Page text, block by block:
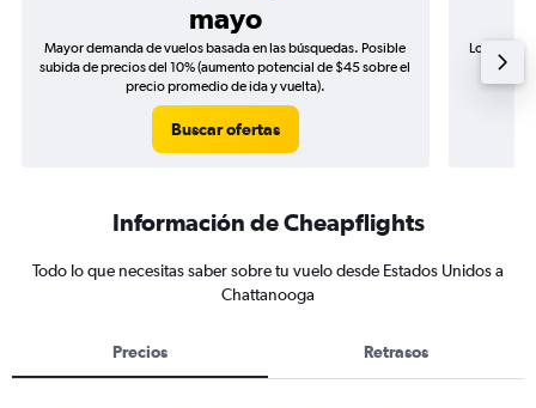
mayo
Mayor demanda de vuelos basada en las búsquedas. Posible
subida de precios del 10% (aumento potencial de $45 sobre el
precio promedio de ida y vuelta).
Buscar ofertas
Los
de
Información de Cheapflights
Todo lo que necesitas saber sobre tu vuelo desde Estados Unidos a
Chattanooga
Precios Retrasos